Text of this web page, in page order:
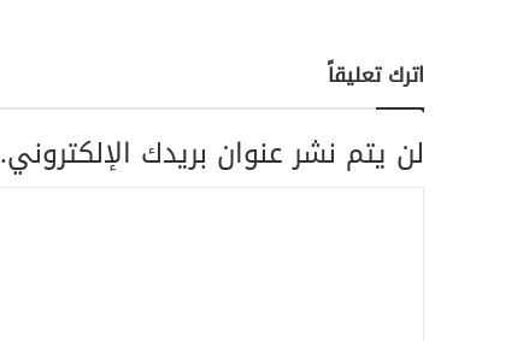
اترك تعليقاً
لن يتم نشر عنوان بريدك الإلكتروني.